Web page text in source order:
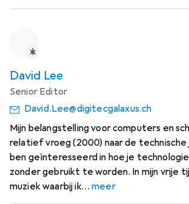
David Lee
Senior Editor
David.Lee@digitecgalaxus.ch
Mijn belangstelling voor computers en
relatief vroeg (2000) naar de technische
ben geïnteresseerd in hoe je
zonder gebruikt te worden. In mijn vrije
muziek waarbij ik
meer